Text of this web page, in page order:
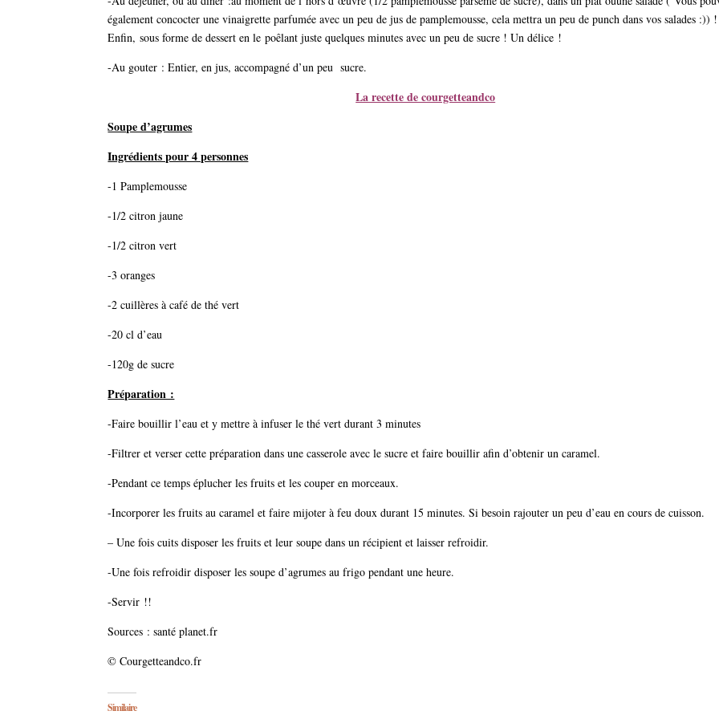
également concocter une vinaigrette parfumée avec un peu de jus de pamplemousse, cela mettra un peu de punch dans vos salades :)) !
Enfin,sous forme de dessert en le poêlant juste quelques minutes avec un peu de sucre ! Un délice !
-Au gouter : Entier, en jus, accompagné d’un peu sucre.
La recette de courgetteandco
Soupe d’agrumes
Ingrédients pour 4 personnes
-1 Pamplemousse
-1/2 citron jaune
-1/2 citron vert
-3 oranges
-2 cuillères à café de thé vert
-20 cl d’eau
-120g de sucre
Préparation :
-Faire bouillir l’eau et y mettre à infuser le thé vert durant 3 minutes
-Filtrer et verser cette préparation dans une casserole avec le sucre et faire bouillir afin d’obtenir un caramel.
-Pendant ce temps éplucher les fruits et les couper en morceaux.
-Incorporer les fruits au caramel et faire mijoter à feu doux durant 15 minutes. Si besoin rajouter un peu d’eau en cours de cuisson.
– Une fois cuits disposer les fruits et leur soupe dans un récipient et laisser refroidir.
-Une fois refroidir disposer les soupe d’agrumes au frigo pendant une heure.
-Servir !!
Sources : santé planet.fr
© Courgetteandco.fr
Similaire